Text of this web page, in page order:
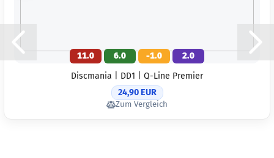
11.0 6.0 -1.0
2.0
Discmania | DD1 | Q-Line Premier
24,90 EUR
Zum Vergleich